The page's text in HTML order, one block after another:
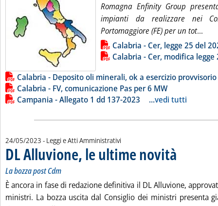
Romagna Enfinity Group
impianti da realizzare nei
Portomaggiore (FE) per un tot...
Lista allegati PDF alla notiziaCalabria - Cer, legge 25 del
Calabria - Cer, modifica
Calabria - Deposito oli minerali, ok a esercizio provvisorio
Calabria - FV, comunicazione Pas per 6 MW
Campania - Allegato 1 dd 137-2023
...vedi tutti
24/05/2023 - Leggi e Atti Amministrativi
DL Alluvione, le ultime novità
La bozza post Cdm
È ancora in fase di redazione definitiva il DL Alluvione,
ministri. La bozza uscita dal Consiglio dei ministri presenta